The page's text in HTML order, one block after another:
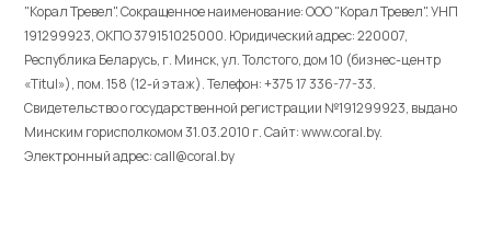
"Корал Тревел". Сокращенное наименование: ООО "Корал Тревел". УНП
191299923, ОКПО 379151025000. Юридический адрес: 220007,
Республика Беларусь, г. Минск, ул. Толстого, дом 10 (бизнес-центр
«Titul»), пом. 158 (12-й этаж). Телефон: +375 17 336-77-33.
Свидетельство о государственной регистрации №191299923, выдано
Минским горисполкомом 31.03.2010 г. Cайт: www.coral.by.
Электронный адрес: call@coral.by